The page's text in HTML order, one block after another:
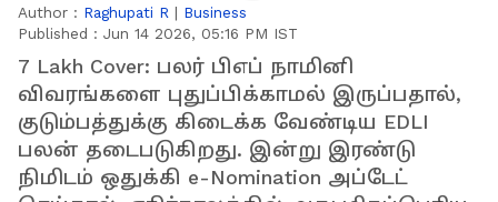
Author : Raghupati R | Business
Published : Jun 14 2026, 05:16 PM IST
7 Lakh Cover: பலர் பிஎப் நாமினி
விவரங்களை புதுப்பிக்காமல் இருப்பதால்,
குடும்பத்துக்கு கிடைக்க வேண்டிய EDLI
பலன் தடைபடுகிறது. இன்று இரண்டு
நிமிடம் ஒதுக்கி e-Nomination அப்டேட்